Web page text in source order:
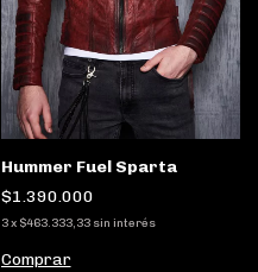
Hummer Fuel Sparta
$1.390.000
3 x $463.333,33 sin interés
Comprar